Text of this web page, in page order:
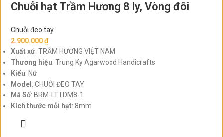
Chuỗi hạt Trầm Hương 8 ly, Vòng đôi
Chuỗi đeo tay
2.900.000₫
Xuất xứ: TRẦM HƯƠNG VIỆT NAM
Thương hiệu: Trung Ky Agarwood Handicrafts
Kiểu: Nữ
Model : CHUỖI ĐEO TAY
Mã Số: BRM-LTTDM8-1
Kích thước mỗi hạt: 8mm